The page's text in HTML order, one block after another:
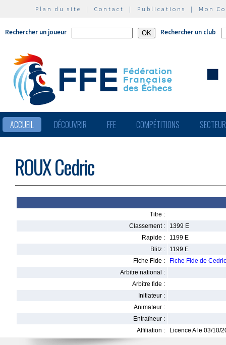
Plan du site | Contact | Publications | Mon
Rechercher un joueur Rechercher un club
ACCUEIL DÉCOUVRIR FFE COMPÉTITIONS
ROUX Cedric
Titre :
Classement :
1399 E
Rapide :
1199 E
Blitz :
1199 E
Fiche Fide :
Fiche Fide de
Arbitre national :
Arbitre fide :
Initiateur :
Animateur :
Entraîneur :
Affiliation :
Licence A le 03/10/